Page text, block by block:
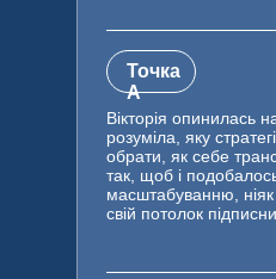
Вікторія опинилась
розуміла, яку
обрати, як себе
так, щоб і
масштабуванню,
свій потолок
Точка
А